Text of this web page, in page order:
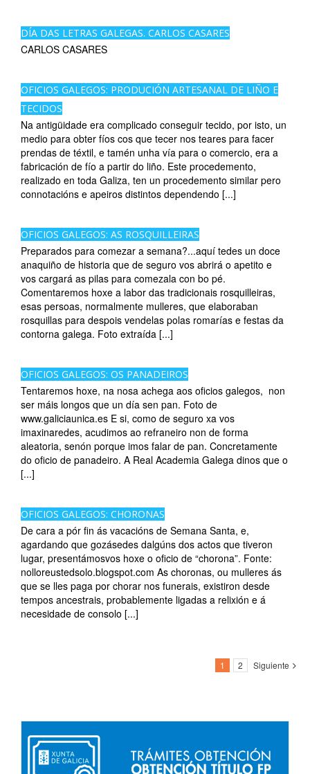
DÍA DAS LETRAS GALEGAS. CARLOS CASARES
CARLOS CASARES
OFICIOS GALEGOS: PRODUCIÓN ARTESANAL DE LIÑO E
TECIDOS
Na antigüidade era complicado conseguir tecido, por isto, un
medio para obter fíos cos que tecer nos teares para facer
prendas de téxtil, e tamén unha vía para o comercio, era a
fabricación de fío a partir do liño. Este procedemento,
realizado en toda Galiza, ten un procedemento similar pero
connotacións e apeiros distintos dependendo [...]
OFICIOS GALEGOS: AS ROSQUILLEIRAS
Preparados para comezar a semana?...aquí tedes un doce
anaquiño de historia que de seguro vos abrirá o apetito e
vos cargará as pilas para comezala con bo pé.
Comentaremos hoxe a labor das tradicionais rosquilleiras,
esas persoas, normalmente mulleres, que elaboraban
rosquillas para despois vendelas polas romarías e festas da
contorna galega. Foto extraída [...]
OFICIOS GALEGOS: OS PANADEIROS
Tentaremos hoxe, na nosa achega aos oficios galegos, non
ser máis longos que un día sen pan. Foto de
www.galiciaunica.es E si, como de seguro xa vos
imaxinaredes, acudimos ao refraneiro non de forma
aleatoria, senón porque imos falar de pan. Concretamente
do oficio de panadeiro. A Real Academia Galega dinos que o
[...]
OFICIOS GALEGOS: CHORONAS
De cara a pór fin ás vacacións de Semana Santa, e,
agardando que gozásedes dalgúns dos actos que tiveron
lugar, presentámosvos hoxe o oficio de “chorona”. Fonte:
nolloreustedsolo.blogspot.com As choronas, ou mulleres ás
que se lles paga por chorar nos funerais, existiron desde
tempos ancestrais, probablemente ligadas a relixión e á
necesidade de consolo [...]
1 2 Siguiente